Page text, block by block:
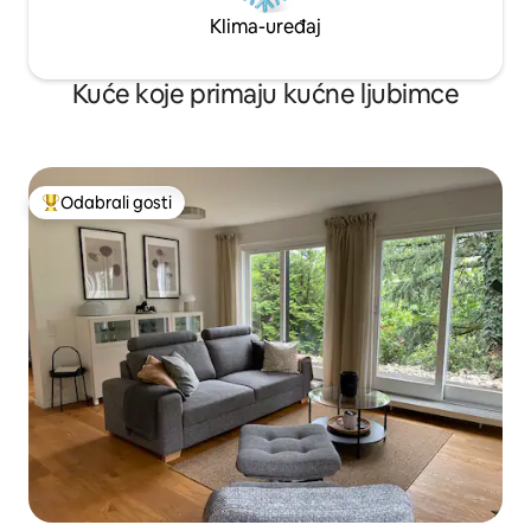
Klima-uređaj
Kuće koje primaju kućne ljubimce
Među najviše rangiranima s oznakom „Odabrali gosti”
Odabrali gosti